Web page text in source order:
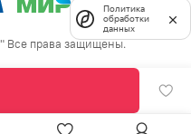
права защищены.
Политика
обработки
данных